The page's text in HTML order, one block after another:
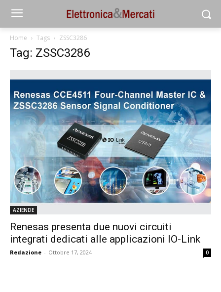
Home Tags ZSSC3286
Tag: ZSSC3286
AZIENDE
Renesas presenta due nuovi circuiti
integrati dedicati alle applicazioni IO-Link
Redazione - Ottobre 17, 2024 0